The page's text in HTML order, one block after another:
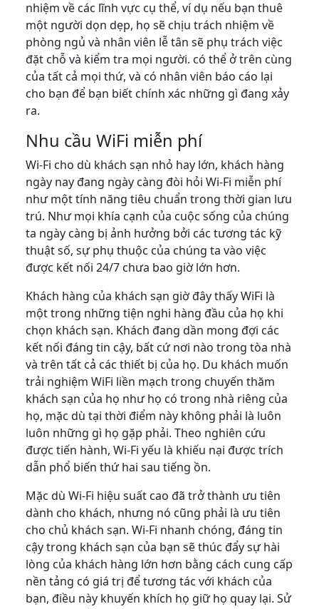
nhiệm về các lĩnh vực cụ thể, ví dụ nếu bạn thuê
một người dọn dẹp, họ sẽ chịu trách nhiệm về
phòng ngủ và nhân viên lễ tân sẽ phụ trách việc
đặt chỗ và kiểm tra mọi người. có thể ở trên cùng
của tất cả mọi thứ, và có nhân viên báo cáo lại
cho bạn để bạn biết chính xác những gì đang xảy
ra.
Nhu cầu WiFi miễn phí
Wi-Fi cho dù khách sạn nhỏ hay lớn, khách hàng
ngày nay đang ngày càng đòi hỏi Wi-Fi miễn phí
như một tính năng tiêu chuẩn trong thời gian lưu
trú. Như mọi khía cạnh của cuộc sống của chúng
ta ngày càng bị ảnh hưởng bởi các tương tác kỹ
thuật số, sự phụ thuộc của chúng ta vào việc
được kết nối 24/7 chưa bao giờ lớn hơn.
Khách hàng của khách sạn giờ đây thấy WiFi là
một trong những tiện nghi hàng đầu của họ khi
chọn khách sạn. Khách đang dần mong đợi các
kết nối đáng tin cậy, bất cứ nơi nào trong tòa nhà
và trên tất cả các thiết bị của họ. Du khách muốn
trải nghiệm WiFi liền mạch trong chuyến thăm
khách sạn của họ như họ có trong nhà riêng của
họ, mặc dù tại thời điểm này không phải là luôn
luôn những gì họ gặp phải. Theo nghiên cứu
được tiến hành, Wi-Fi yếu là khiếu nại được trích
dẫn phổ biến thứ hai sau tiếng ồn.
Mặc dù Wi-Fi hiệu suất cao đã trở thành ưu tiên
dành cho khách, nhưng nó cũng phải là ưu tiên
cho chủ khách sạn. Wi-Fi nhanh chóng, đáng tin
cậy trong khách sạn của bạn sẽ thúc đẩy sự hài
lòng của khách hàng lớn hơn bằng cách cung cấp
nền tảng có giá trị để tương tác với khách của
bạn, điều này khuyến khích họ giữ họ quay lại. Sử